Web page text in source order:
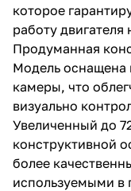
которое
работу
Продуманная
Модель
камеры, что
визуально
Увеличенный до
конструктивной
более
используемыми в